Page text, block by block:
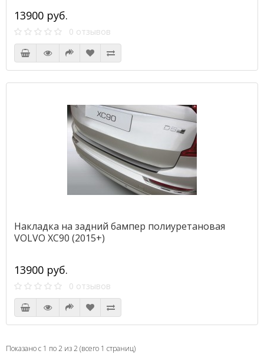
13900 руб.
0 отзывов
Накладка на задний бампер полиуретановая
VOLVO XC90 (2015+)
13900 руб.
0 отзывов
Показано с 1 по 2 из 2 (всего 1 страниц)